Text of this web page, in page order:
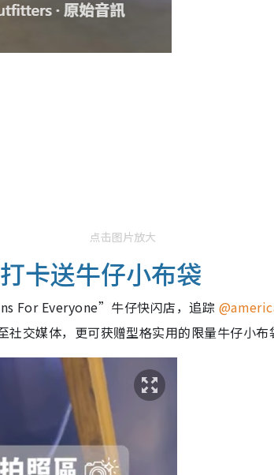
点击图片放大
卡送牛仔小布袋
For Everyone”牛仔快闪店，追踪
交媒体，更可获赠型格实用的限量牛仔小布